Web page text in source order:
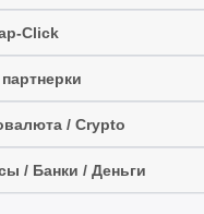
Click
/ Crypto
/ Банки / Деньги